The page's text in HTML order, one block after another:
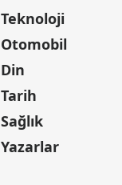
Teknoloji
Otomobil
Din
Tarih
Sağlık
Yazarlar